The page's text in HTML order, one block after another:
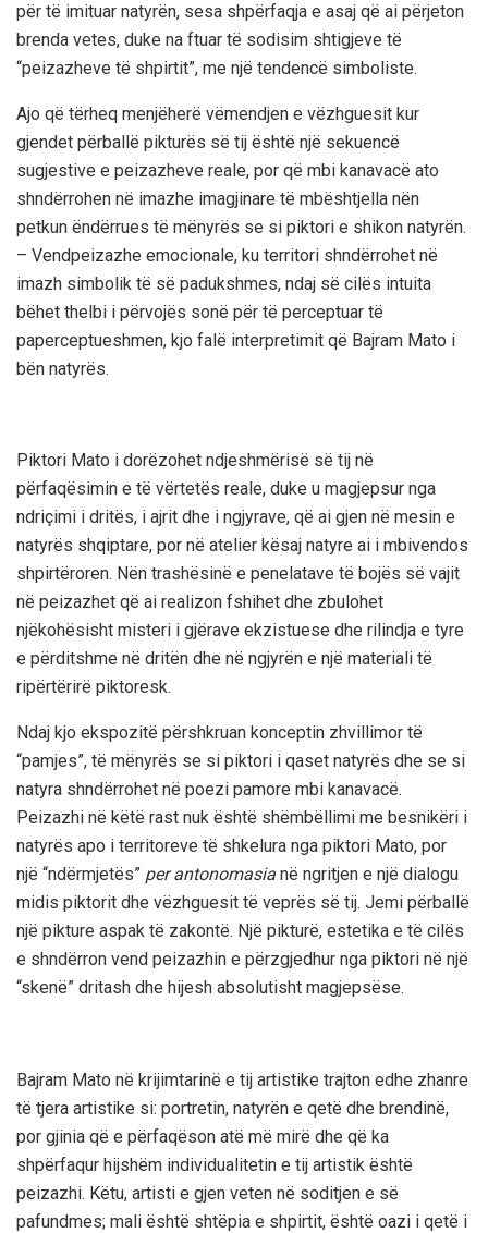
për të imituar natyrën, sesa shpërfaqja e asaj që ai përjeton
brenda vetes, duke na ftuar të sodisim shtigjeve të
“peizazheve të shpirtit”, me një tendencë simboliste.
Ajo që tërheq menjëherë vëmendjen e vëzhguesit kur
gjendet përballë pikturës së tij është një sekuencë
sugjestive e peizazheve reale, por që mbi kanavacë ato
shndërrohen në imazhe imagjinare të mbështjella nën
petkun ëndërrues të mënyrës se si piktori e shikon natyrën.
– Vendpeizazhe emocionale, ku territori shndërrohet në
imazh simbolik të së padukshmes, ndaj së cilës intuita
bëhet thelbi i përvojës sonë për të perceptuar të
paperceptueshmen, kjo falë interpretimit që Bajram Mato i
bën natyrës.
Piktori Mato i dorëzohet ndjeshmërisë së tij në
përfaqësimin e të vërtetës reale, duke u magjepsur nga
ndriçimi i dritës, i ajrit dhe i ngjyrave, që ai gjen në mesin e
natyrës shqiptare, por në atelier kësaj natyre ai i mbivendos
shpirtëroren. Nën trashësinë e penelatave të bojës së vajit
në peizazhet që ai realizon fshihet dhe zbulohet
njëkohësisht misteri i gjërave ekzistuese dhe rilindja e tyre
e përditshme në dritën dhe në ngjyrën e një materiali të
ripërtërirë piktoresk.
Ndaj kjo ekspozitë përshkruan konceptin zhvillimor të
“pamjes”, të mënyrës se si piktori i qaset natyrës dhe se si
natyra shndërrohet në poezi pamore mbi kanavacë.
Peizazhi në këtë rast nuk është shëmbëllimi me besnikëri i
natyrës apo i territoreve të shkelura nga piktori Mato, por
një “ndërmjetës” per antonomasia në ngritjen e një dialogu
midis piktorit dhe vëzhguesit të veprës së tij. Jemi përballë
një pikture aspak të zakontë. Një pikturë, estetika e të cilës
e shndërron vend peizazhin e përzgjedhur nga piktori në një
“skenë” dritash dhe hijesh absolutisht magjepsëse.
Bajram Mato në krijimtarinë e tij artistike trajton edhe zhanre
të tjera artistike si: portretin, natyrën e qetë dhe brendinë,
por gjinia që e përfaqëson atë më mirë dhe që ka
shpërfaqur hijshëm individualitetin e tij artistik është
peizazhi. Këtu, artisti e gjen veten në soditjen e së
pafundmes; mali është shtëpia e shpirtit, është oazi i qetë i